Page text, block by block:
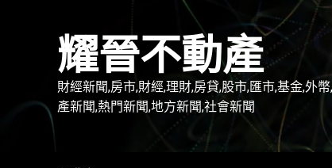
耀晉不動產
財經新聞,房市,財經,理財,房貸,股市,匯市,基金,外
產新聞,熱門新聞,地方新聞,社會新聞